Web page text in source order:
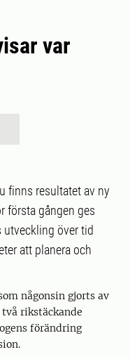
var
finns resultatet av ny
första gången ges
över tid
att planera och
någonsin gjorts av
rikstäckande
förändring